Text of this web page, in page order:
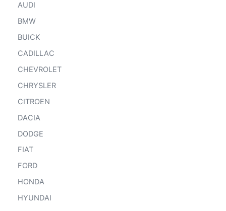
AUDI
BMW
BUICK
CADILLAC
CHEVROLET
CHRYSLER
CITROEN
DACIA
DODGE
FIAT
FORD
HONDA
HYUNDAI